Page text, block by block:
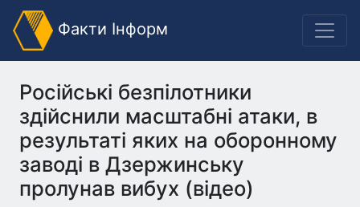
Факти Інформ
Російські безпілотники
здійснили масштабні атаки, в
результаті яких на оборонному
заводі в Дзержинську
пролунав вибух (відео)